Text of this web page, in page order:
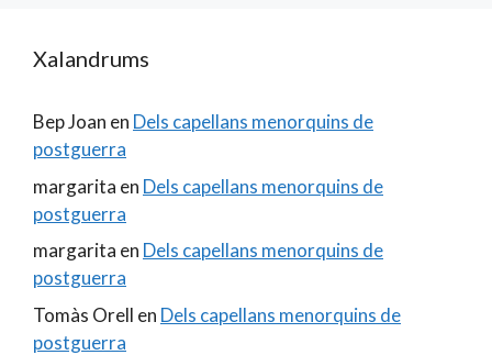
Xalandrums
Bep Joan en Dels capellans menorquins de
postguerra
margarita en Dels capellans menorquins de
postguerra
margarita en Dels capellans menorquins de
postguerra
Tomàs Orell en Dels capellans menorquins de
postguerra